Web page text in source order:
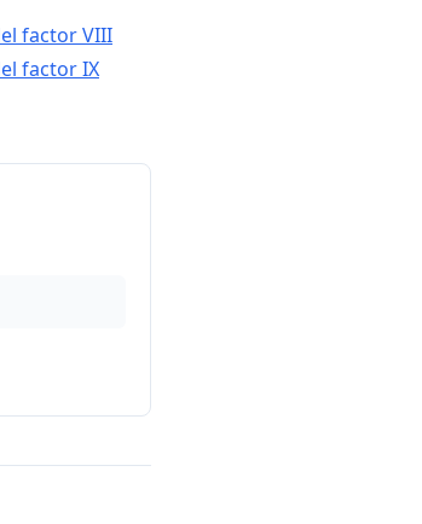
factor VIII
factor IX